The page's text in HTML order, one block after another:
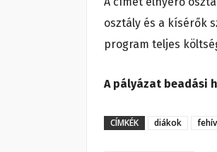
osztály és a kísérők
program teljes
A pályázat beadási
CÍMKÉK diákok